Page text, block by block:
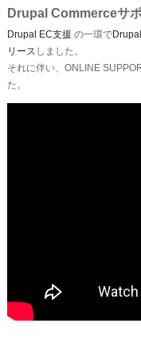
Drupal Commerceサ
Drupal EC支援 の一環で
リース しました。
それに伴い、ONLINE
た。